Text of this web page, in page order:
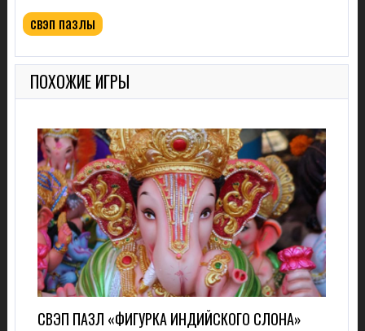
свэп пазлы
ПОХОЖИЕ ИГРЫ
СВЭП ПАЗЛ «ФИГУРКА ИНДИЙСКОГО СЛОНА»